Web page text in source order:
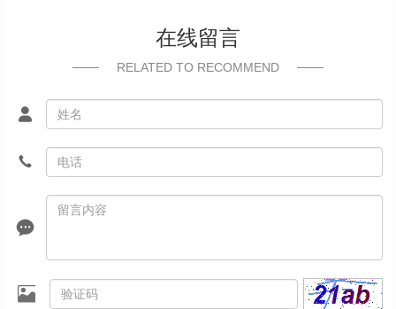
在线留言
RELATED TO RECOMMEND